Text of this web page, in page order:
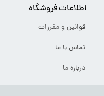
اطلاعات فروشگاه
قوانین و مقررات
تماس با ما
درباره ما